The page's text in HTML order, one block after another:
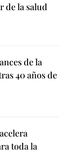
de la salud
de la
40 años de
toda la